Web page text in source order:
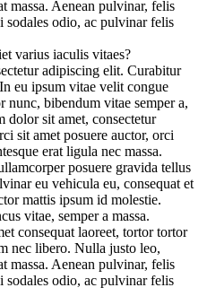
massa. Aenean pulvinar, felis
odio, ac pulvinar felis
varius iaculis vitaes?
adipiscing elit. Curabitur
eu ipsum vitae velit congue
bibendum vitae semper a,
dolor sit amet, consectetur
sit amet posuere auctor, orci
erat ligula nec massa.
posuere gravida tellus
eu vehicula eu, consequat et
mattis ipsum id molestie.
vitae, semper a massa.
consequat laoreet, tortor tortor
nec libero. Nulla justo leo,
massa. Aenean pulvinar, felis
odio, ac pulvinar felis